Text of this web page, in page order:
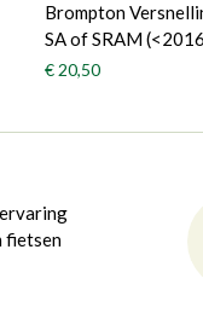
Brompton
SA of SRAM
€ 20,50
fietsen